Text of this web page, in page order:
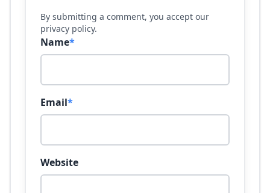
By submitting a comment, you accept our
privacy policy.
Name*
Email*
Website